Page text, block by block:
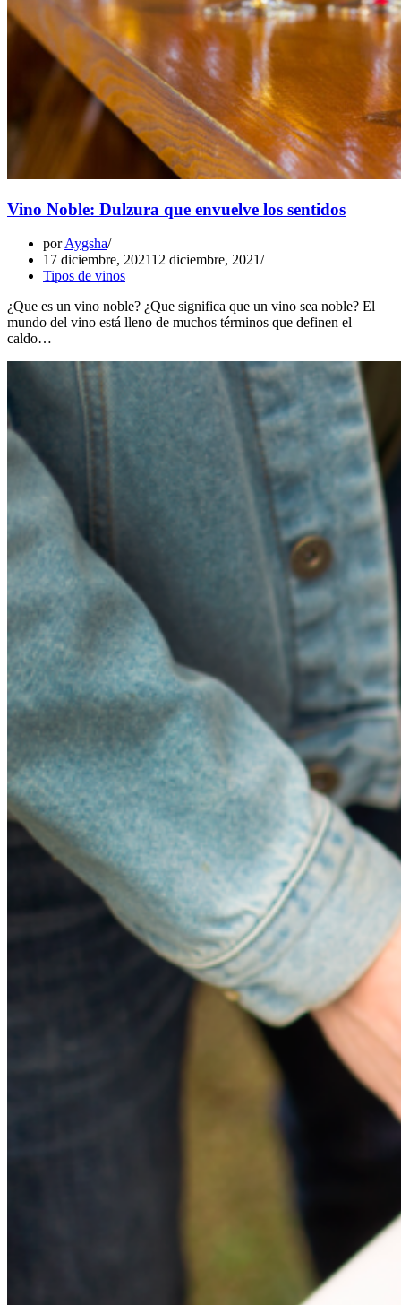
Vino Noble: Dulzura que envuelve los sentidos
porAygsha
17 diciembre, 202112 diciembre, 2021
Tipos de vinos
¿Que es un vino noble? ¿Que significa que un vino sea noble? El
mundo del vino está lleno de muchos términos que definen el
caldo…